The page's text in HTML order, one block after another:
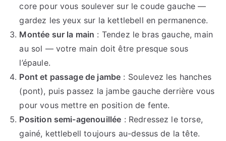
core pour vous soulever sur le coude gauche —
gardez les yeux sur la kettlebell en permanence.
Montée sur la main : Tendez le bras gauche, main
au sol — votre main doit être presque sous
l’épaule.
Pont et passage de jambe : Soulevez les hanches
(pont), puis passez la jambe gauche derrière vous
pour vous mettre en position de fente.
Position semi-agenouillée : Redressez le torse,
gainé, kettlebell toujours au-dessus de la tête.